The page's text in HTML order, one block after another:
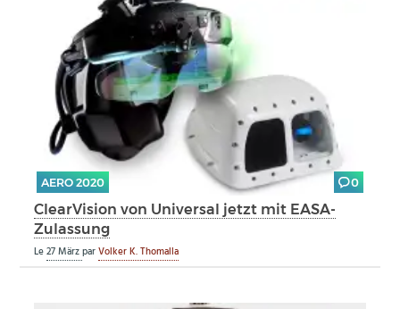
AERO 2020 0
ClearVision von Universal jetzt mit EASA-
Zulassung
Le27 MärzparVolker K. Thomalla